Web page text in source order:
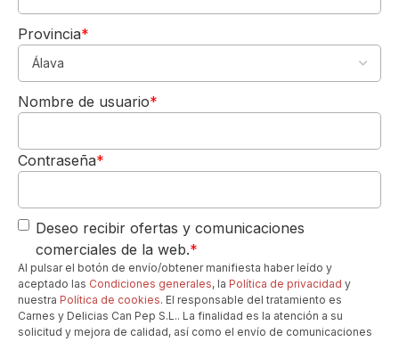
sus complejos aromas. Utiliza copas de
vino tinto amplias, tipo Borgoña o Burdeos,
para que el vino pueda respirar y sus
fragancias se concentren adecuadamente.
Este vino también tiene un buen potencial
desarrolle aún más complejidad.
Can Pep Gourmet Offline
¿Necesita ayuda?. Hablenos
por Whatsapp
Horario de L a V de 8h a 19h
Los favoritos de nuestros clientes...
5,00€
DE REGALO
Para tu 1º pedido
Los quiero-->
Provincia*
Nombre de usuario*
Contraseña*
Deseo recibir ofertas y comunicaciones
comerciales de la web.*
Al pulsar el botón de envío/obtener manifiesta haber leído y
aceptado las Condiciones generales, la Política de privacidad y
nuestra Política de cookies. El responsable del tratamiento es
Carnes y Delicias Can Pep S.L.. La finalidad es la atención a su
solicitud y mejora de calidad, así como el envío de comunicaciones